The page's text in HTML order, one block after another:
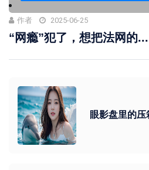
作者 2025-06-25
“网瘾”犯了，想把法网的...
眼影盘里的